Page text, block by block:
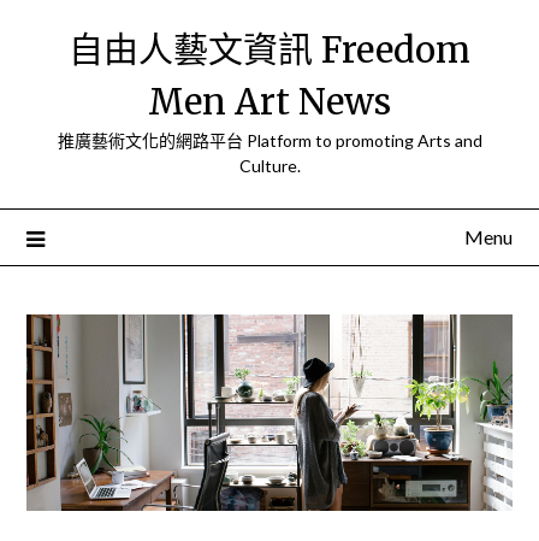
自由人藝文資訊 Freedom
Men Art News
推廣藝術文化的網路平台 Platform to promoting Arts and
Culture.
Menu